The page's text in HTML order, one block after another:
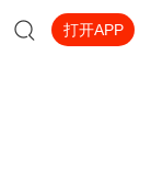
打开APP